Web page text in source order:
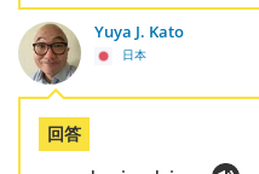
Yuya J. Kato
日本
回答